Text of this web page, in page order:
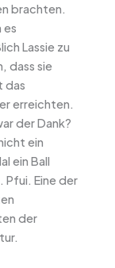
brachten.
es
Lassie zu
dass sie
das
erreichten.
der Dank?
ein
ein Ball
Eine der
der